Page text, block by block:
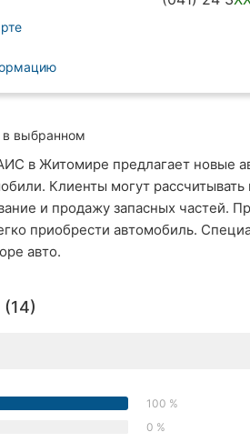
в выбранном
в Житомире предлагает новые
Клиенты могут рассчитывать
и продажу запасных частей.
приобрести автомобиль.
авто.
100 %
0 %